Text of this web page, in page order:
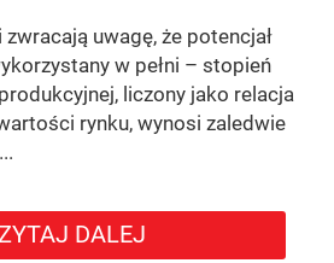
uwagę, że potencjał
w pełni – stopień
liczony jako relacja
rynku, wynosi zaledwie
DALEJ